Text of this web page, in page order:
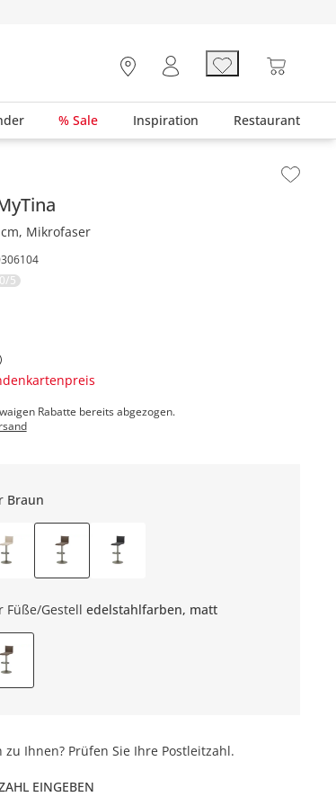
% Sale Inspiration Restaurant
Mikrofaser
0/5
Rabatte bereits abgezogen.
Braun
Füße/Gestell edelstahlfarben, matt
Ihnen? Prüfen Sie Ihre Postleitzahl.
EINGEBEN